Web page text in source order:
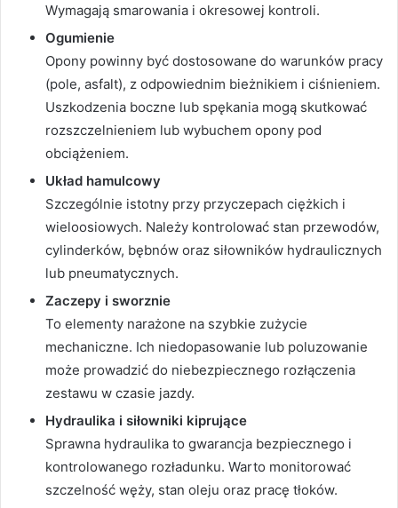
Wymagają smarowania i okresowej kontroli.
Ogumienie
Opony powinny być dostosowane do warunków pracy
(pole, asfalt), z odpowiednim bieżnikiem i ciśnieniem.
Uszkodzenia boczne lub spękania mogą skutkować
rozszczelnieniem lub wybuchem opony pod
obciążeniem.
Układ hamulcowy
Szczególnie istotny przy przyczepach ciężkich i
wieloosiowych. Należy kontrolować stan przewodów,
cylinderków, bębnów oraz siłowników hydraulicznych
lub pneumatycznych.
Zaczepy i sworznie
To elementy narażone na szybkie zużycie
mechaniczne. Ich niedopasowanie lub poluzowanie
może prowadzić do niebezpiecznego rozłączenia
zestawu w czasie jazdy.
Hydraulika i siłowniki kiprujące
Sprawna hydraulika to gwarancja bezpiecznego i
kontrolowanego rozładunku. Warto monitorować
szczelność węży, stan oleju oraz pracę tłoków.